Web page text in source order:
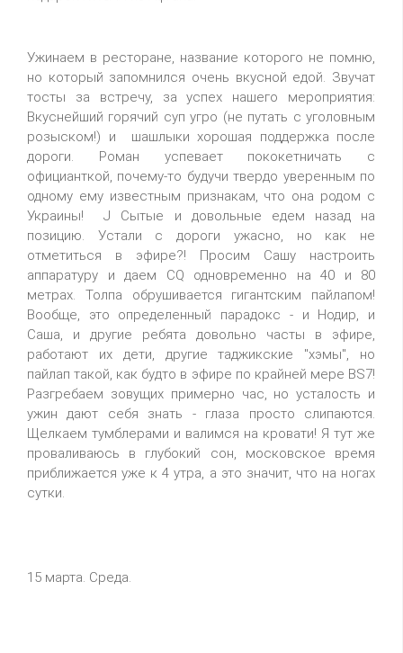
Ужинаем в ресторане, название которого не помню,
но который запомнился очень вкусной едой. Звучат
тосты за встречу, за успех нашего мероприятия:
Вкуснейший горячий суп угро (не путать с уголовным
розыском!) и шашлыки хорошая поддержка после
дороги. Роман успевает пококетничать с
официанткой, почему-то будучи твердо уверенным по
одному ему известным признакам, что она родом с
Украины! J Сытые и довольные едем назад на
позицию. Устали с дороги ужасно, но как не
отметиться в эфире?! Просим Сашу настроить
аппаратуру и даем CQ одновременно на 40 и 80
метрах. Толпа обрушивается гигантским пайлапом!
Вообще, это определенный парадокс - и Нодир, и
Саша, и другие ребята довольно часты в эфире,
работают их дети, другие таджикские "хэмы", но
пайлап такой, как будто в эфире по крайней мере BS7!
Разгребаем зовущих примерно час, но усталость и
ужин дают себя знать - глаза просто слипаются.
Щелкаем тумблерами и валимся на кровати! Я тут же
проваливаюсь в глубокий сон, московское время
приближается уже к 4 утра, а это значит, что на ногах
сутки.
15 марта. Среда.